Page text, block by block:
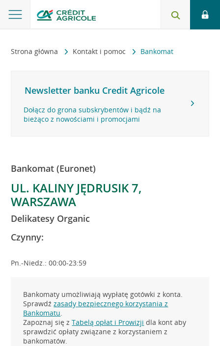
Strona główna Kontakt i pomoc Bankomat
Newsletter banku Credit Agricole
Dołącz do grona subskrybentów i bądź na
bieżąco z nowościami i promocjami
Bankomat (Euronet)
UL. KALINY JĘDRUSIK 7,
WARSZAWA
Delikatesy Organic
Czynny:
Pn.-Niedz.: 00:00-23:59
Bankomaty umożliwiają wypłatę gotówki z konta.
Sprawdźzasady bezpiecznego korzystania z
Bankomatu.
Zapoznaj się zTabelą opłat i Prowizji dla kont aby
sprawdzić opłaty związane z korzystaniem z
bankomatów.